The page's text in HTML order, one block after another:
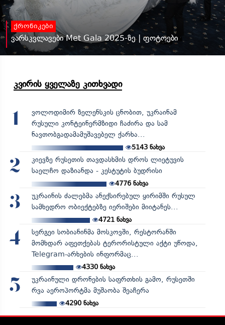
ქრონიკები
ვარსკვლავები Met Gala 2025-ზე | ფოტოები
კვირის ყველაზე კითხვადი
1
ვოლოდიმირ ზელენსკის ცნობით, უკრაინამ
რუსული კონტეინერმზიდი ჩაძირა და სამ
ნავთობგადამამუშავებელ ქარხა...
5143 ნახვა
2
კიევზე რუსეთის თავდასხმის დროს ლიეტუვის
საელჩო დაზიანდა - კესტუტის ბუდრისი
4776ნახვა
3
უკრაინის ძალებმა ანექსირებულ ყირიმში რუსულ
სამხედრო ობიექტებზე იერიშები მიიტანეს...
4721ნახვა
4
სერგეი სობიანინმა მოსკოვში, რესტორანში
მომხდარ აფეთქებას ტერორისტული აქტი უწოდა,
Telegram-არხების ინფორმაც...
4330ნახვა
5
უკრაინული დრონების საფრთხის გამო, რუსეთში
რვა აეროპორტმა მუშაობა შეაჩერა
4290ნახვა